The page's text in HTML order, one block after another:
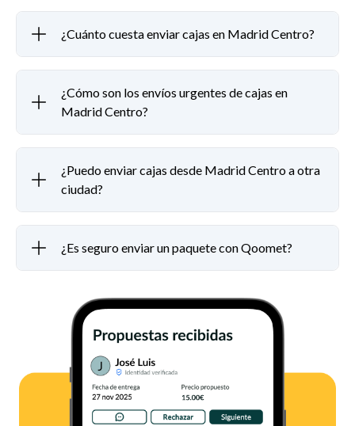
¿Cuánto cuesta enviar cajas en Madrid Centro?
¿Cómo son los envíos urgentes de cajas en
Madrid Centro?
¿Puedo enviar cajas desde Madrid Centro a otra
ciudad?
¿Es seguro enviar un paquete con Qoomet?